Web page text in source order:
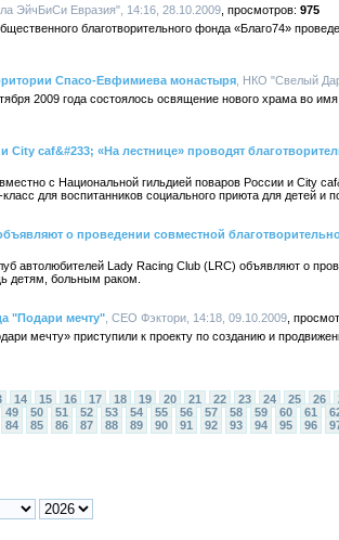
ЭйчБиСи Евразия", 14:16, 28.10.2009
975
благотворительного фонда «Благо74»
Спасо-Евфимиева монастыря , НКО "Свелый
2009 года состоялось освящение нового храма во
caf&#233; «На лестнице» проводят
с Национальной гильдией поваров России и City
для воспитанников социального приюта для детей и
о проведении совместной
автолюбителей Lady Racing Club (LRC) объявляют о
детям, больным раком.
"Подари мечту" , СЕО Фэктори, 14:18, 09.10.2009
мечту» приступили к проекту по созданию и
14 15 16 17 18 19 20 21 22 23 24 25 26
49 50 51 52 53 54 55 56 57 58 59 60 61
84 85 86 87 88 89 90 91 92 93 94 95 96